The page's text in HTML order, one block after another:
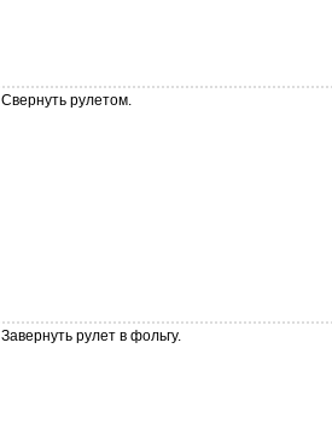
Свернуть рулетом.
Завернуть рулет в фольгу.